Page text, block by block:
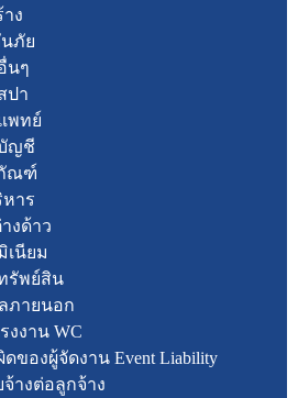
ง
ภัย
นๆ
ปา
พทย์
ญชี
ณฑ์
าร
งด้าว
นียม
รัพย์สิน
ภายนอก
งาน WC
ของผู้จัดงาน Event Liability
างต่อลูกจ้าง